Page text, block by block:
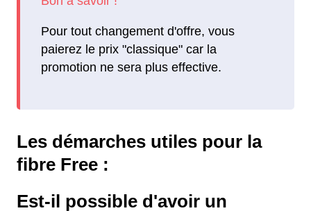
Pour tout changement d'offre, vous
paierez le prix "classique" car la
promotion ne sera plus effective.
Les démarches utiles pour la
fibre Free :
Est-il possible d'avoir un